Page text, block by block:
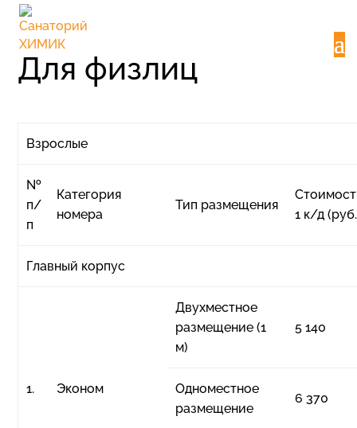
Для физлиц
Взрослые
№
п/
п
Категория
номера
Тип размещения
1 к/д
Главный корпус
1. Эконом
Двухместное
размещение (1
м)
5 140
Одноместное
размещение
6 370